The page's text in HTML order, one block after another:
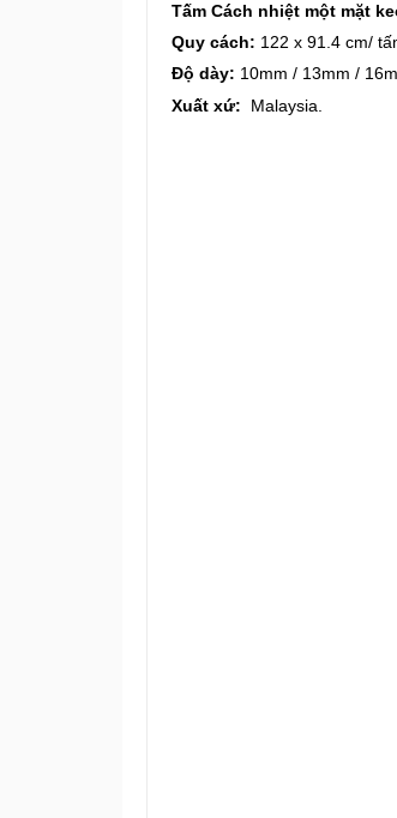
Tấm Cách nhiệt một mặt
Quy cách: 122 x 91.4 cm/
Độ dày: 10mm / 13mm /
Xuất xứ: Malaysia.